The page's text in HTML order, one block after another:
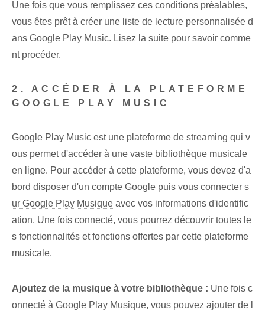
Une fois que vous remplissez ces conditions préalables,
vous êtes prêt à créer une liste de lecture personnalisée d
ans Google Play Music. Lisez la suite pour savoir comme
nt procéder.
2. ACCÉDER À LA PLATEFORME
GOOGLE PLAY MUSIC
Google ⁢Play Music est une plateforme de streaming qui v
ous permet d'accéder à une vaste bibliothèque musicale
en ligne. Pour accéder à cette plateforme, vous devez d'a
bord disposer d'un compte Google puis vous connecter s
ur Google Play Musique avec⁤ vos‍ informations d'identific
ation. Une fois connecté, vous pourrez découvrir toutes le
s fonctionnalités et fonctions offertes par cette plateforme
musicale.
Ajoutez de la musique à votre bibliothèque : Une fois c
onnecté à Google Play Musique, vous pouvez ajouter de l